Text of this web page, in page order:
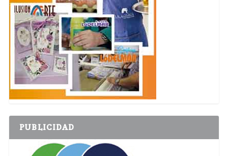
PUBLICIDAD